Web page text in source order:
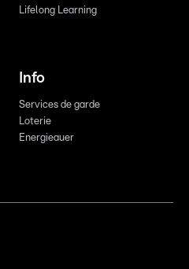
Lifelong Learning
Info
Services de garde
Loterie
Energieauer